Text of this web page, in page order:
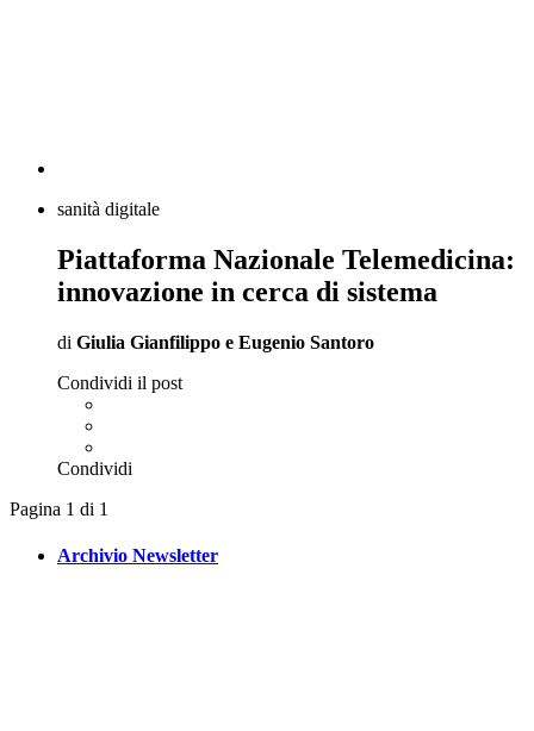
sanità digitale
Piattaforma Nazionale Telemedicina:
innovazione in cerca di sistema
diGiulia Gianfilippo
Condividi il post
Condividi
Pagina 1 di 1